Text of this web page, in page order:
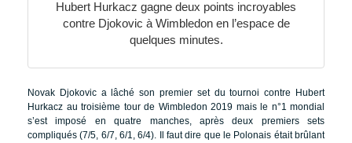
Hubert Hurkacz gagne deux points incroyables
contre Djokovic à Wimbledon en l’espace de
quelques minutes.
Novak Djokovic a lâché son premier set du tournoi contre Hubert
Hurkacz au troisième tour de Wimbledon 2019 mais le n°1 mondial
s’est imposé en quatre manches, après deux premiers sets
compliqués (7/5, 6/7, 6/1, 6/4). Il faut dire que le Polonais était brûlant